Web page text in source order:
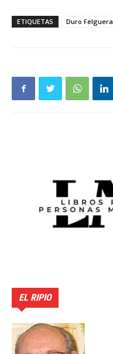
ETIQUETAS Duro Felguera
EL RIPIO